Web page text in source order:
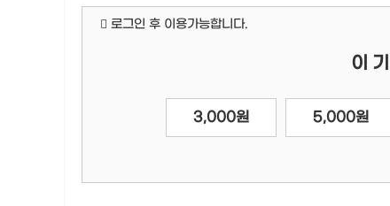
로그인 후 이용가능합니다.
이
3,000원 5,000원